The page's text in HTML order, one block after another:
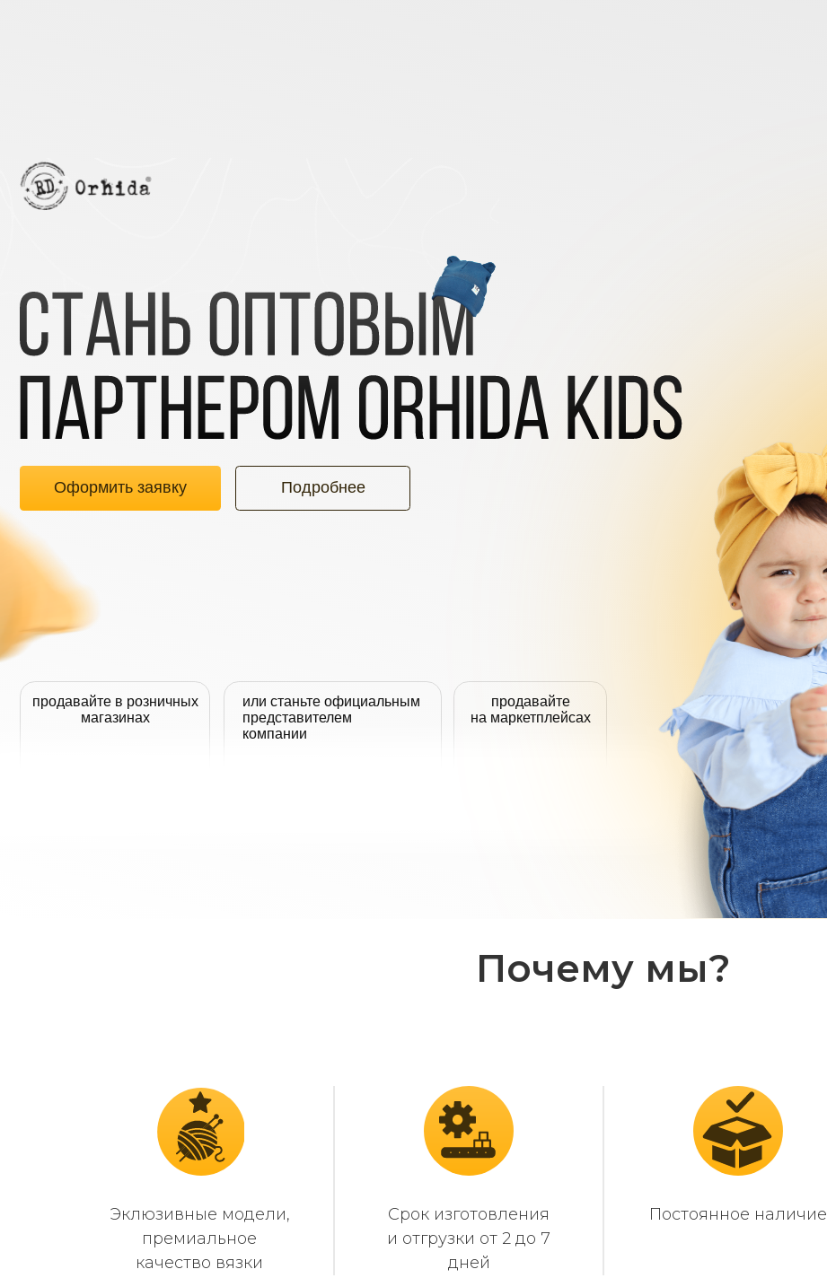
продавайте в розничных
Оформить заявку Подробнее
Почему мы?
Эклюзивные модели,
премиальное
качество вязки
Срок изготовления
и отгрузки от 2 до 7
дней
Постоянное наличие